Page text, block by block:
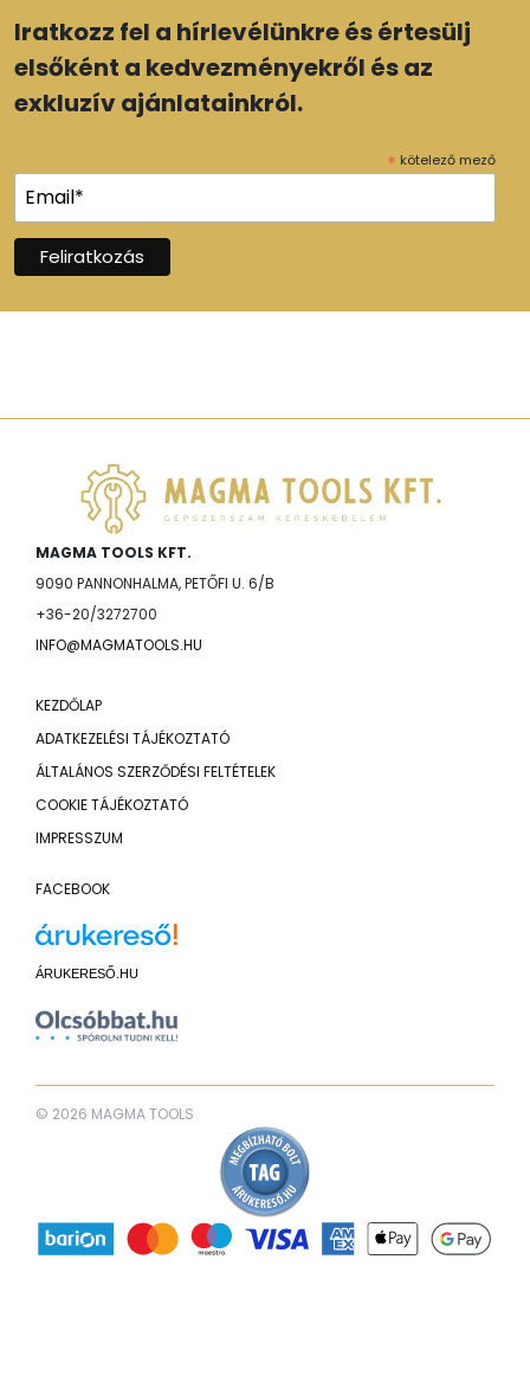
Iratkozz fel a hírlevélünkre és értesülj
elsőként a kedvezményekről és az
exkluzív ajánlatainkról.
* kötelező mező
MAGMA TOOLS KFT.
9090 PANNONHALMA, PETŐFI U. 6/B
+36-20/3272700
INFO@MAGMATOOLS.HU
KEZDŐLAP
ADATKEZELÉSI TÁJÉKOZTATÓ
ÁLTALÁNOS SZERZŐDÉSI FELTÉTELEK
COOKIE TÁJÉKOZTATÓ
IMPRESSZUM
FACEBOOK
ÁRUKERESŐ.HU
© 2026 MAGMA TOOLS